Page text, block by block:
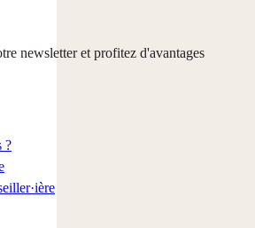
newsletter et profitez d'avantages
?